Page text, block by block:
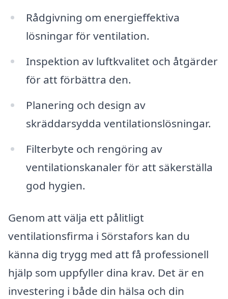
Rådgivning om energieffektiva
lösningar för ventilation.
Inspektion av luftkvalitet och åtgärder
för att förbättra den.
Planering och design av
skräddarsydda ventilationslösningar.
Filterbyte och rengöring av
ventilationskanaler för att säkerställa
god hygien.
Genom att välja ett pålitligt
ventilationsfirma i Sörstafors kan du
känna dig trygg med att få professionell
hjälp som uppfyller dina krav. Det är en
investering i både din hälsa och din